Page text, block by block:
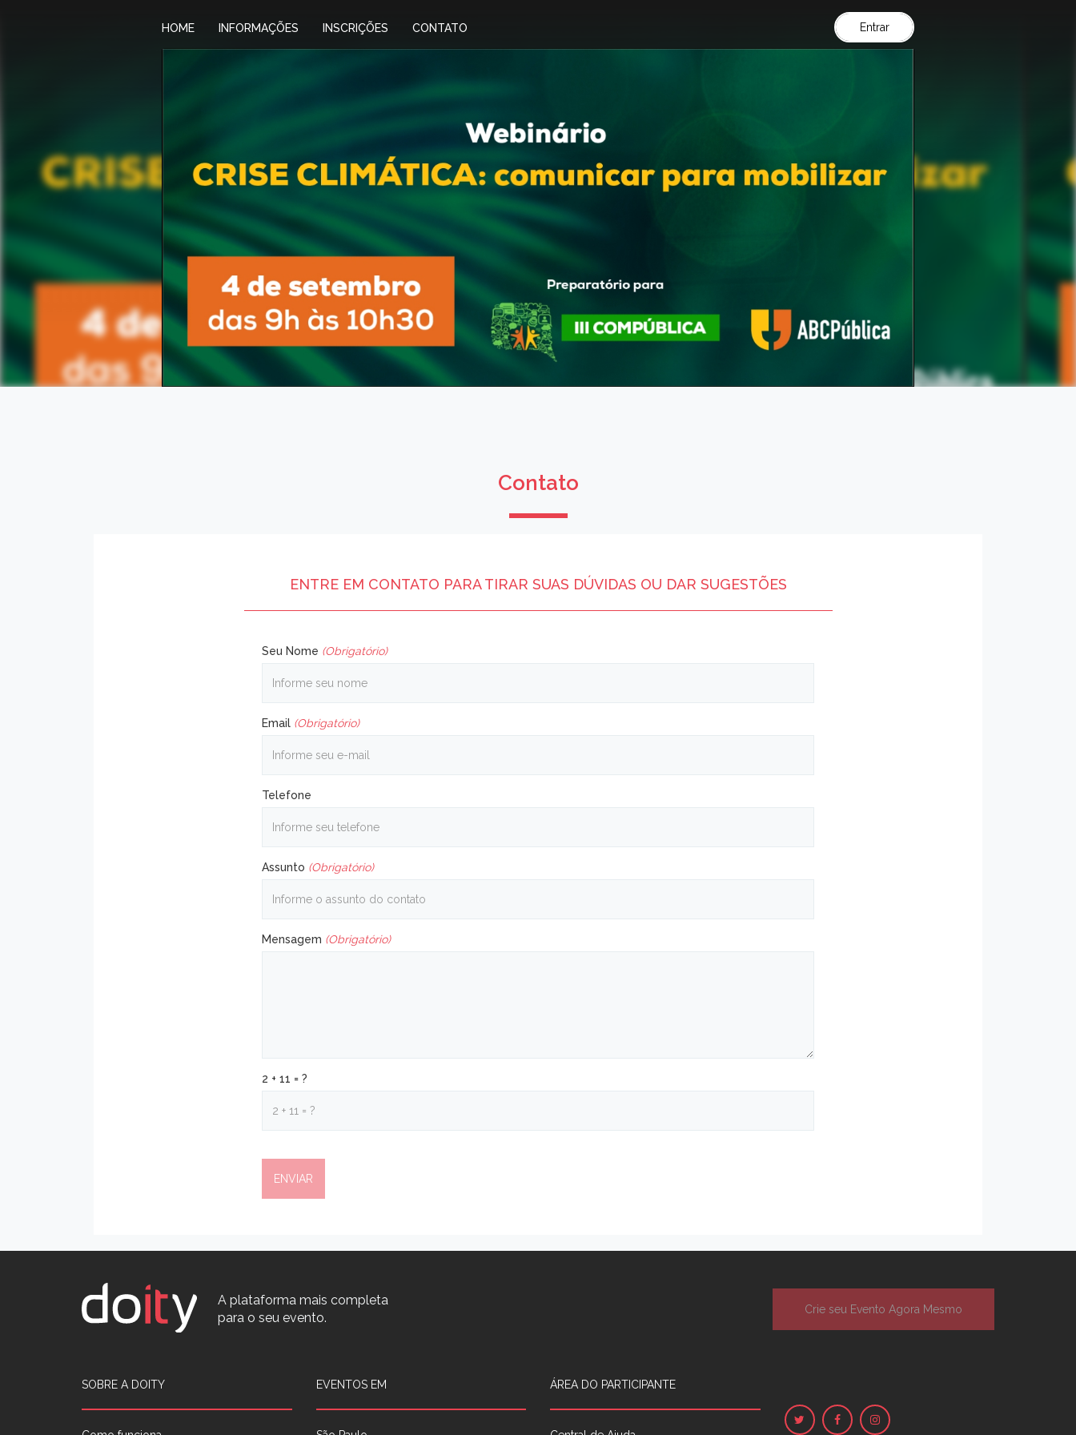
HOME INFORMAÇÕES INSCRIÇÕES CONTATO Entrar
Contato
ENTRE EM CONTATO PARA TIRAR SUAS DÚVIDAS OU DAR SUGESTÕES
Seu Nome (Obrigatório)
Email (Obrigatório)
Telefone
Assunto (Obrigatório)
Mensagem (Obrigatório)
2 + 11 = ?
A plataforma mais completa
para o seu evento.
Crie seu Evento Agora Mesmo
SOBRE A DOITY EVENTOS EM ÁREA DO PARTICIPANTE